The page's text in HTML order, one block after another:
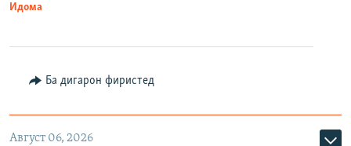
Идома
Ба дигарон фиристед
Август 06, 2026